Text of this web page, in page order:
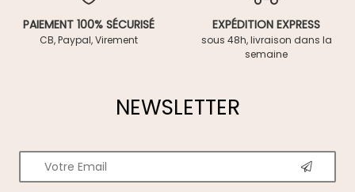
PAIEMENT 100% SÉCURISÉ
CB, Paypal, Virement
EXPÉDITION EXPRESS
sous 48h, livraison dans la
semaine
NEWSLETTER